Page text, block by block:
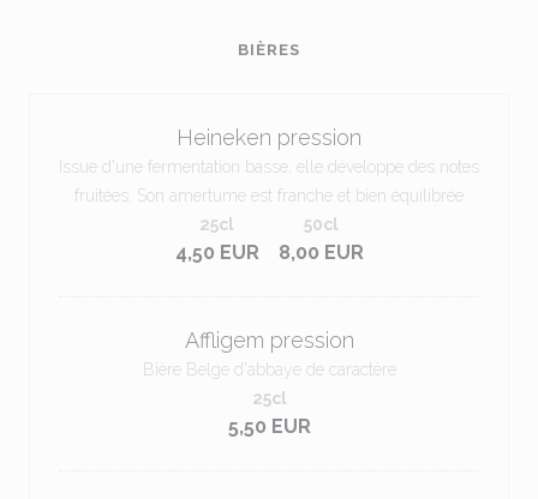
BIÈRES
Heineken pression
Issue d'une fermentation basse, elle développe des notes
fruitées. Son amertume est franche et bien équilibrée
4,50 EUR
25cl
8,00 EUR
50cl
Affligem pression
Bière Belge d'abbaye de caractère
5,50 EUR
25cl